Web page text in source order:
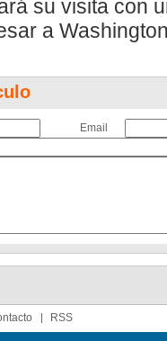
su visita con
a
Email
RSS